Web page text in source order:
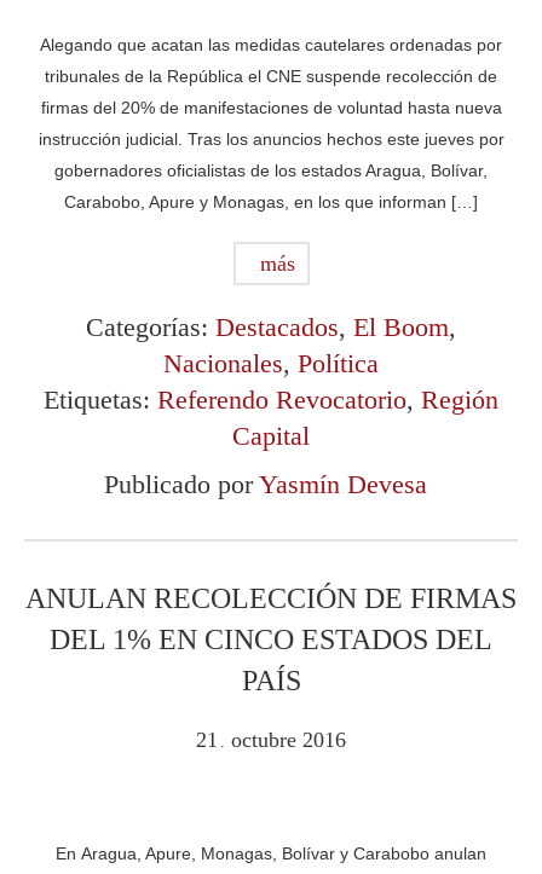
Alegando que acatan las medidas cautelares ordenadas por
tribunales de la República el CNE suspende recolección de
firmas del 20% de manifestaciones de voluntad hasta nueva
instrucción judicial. Tras los anuncios hechos este jueves por
gobernadores oficialistas de los estados Aragua, Bolívar,
Carabobo, Apure y Monagas, en los que informan […]
más
Categorías: Destacados, El Boom,
Nacionales, Política
Etiquetas: Referendo Revocatorio, Región
Capital
Publicado porYasmín Devesa
ANULAN RECOLECCIÓN DE FIRMAS
DEL 1% EN CINCO ESTADOS DEL
PAÍS
21 . octubre 2016
En Aragua, Apure, Monagas, Bolívar y Carabobo anulan